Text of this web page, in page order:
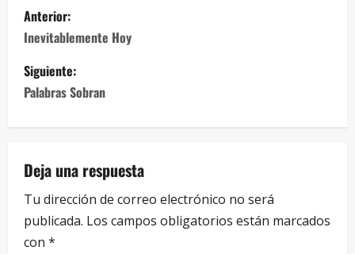
Anterior:
Inevitablemente Hoy
Siguiente:
Palabras Sobran
Deja una respuesta
Tu dirección de correo electrónico no será
publicada. Los campos obligatorios están marcados
con *